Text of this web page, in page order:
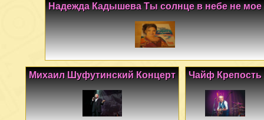
Надежда Кадышева Ты солнце в небе не мое
Чайф Крепость
Михаил Шуфутинский Концерт